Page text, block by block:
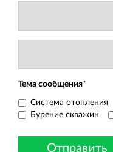
Тема сообщения*
Система отопления
Бурение скважин
Отправить